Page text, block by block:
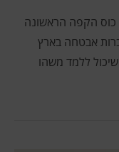
מכין את כוס הקפה הראשונה
אבטחה בארץ
ללמד משהו